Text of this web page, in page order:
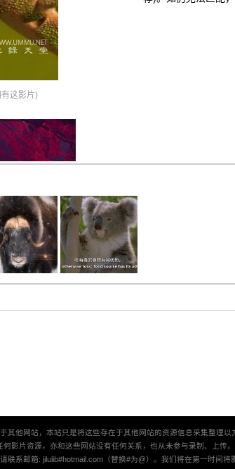
这影片)
其他网站，本站只是将这些存在于其他网站的资源信息采集整理以
影片资源，亦和这些网站没有任何关系，也从未参与录制、上传。
联系邮箱: jilulib#hotmail.com（替换#为@）。我们将在第一时间将